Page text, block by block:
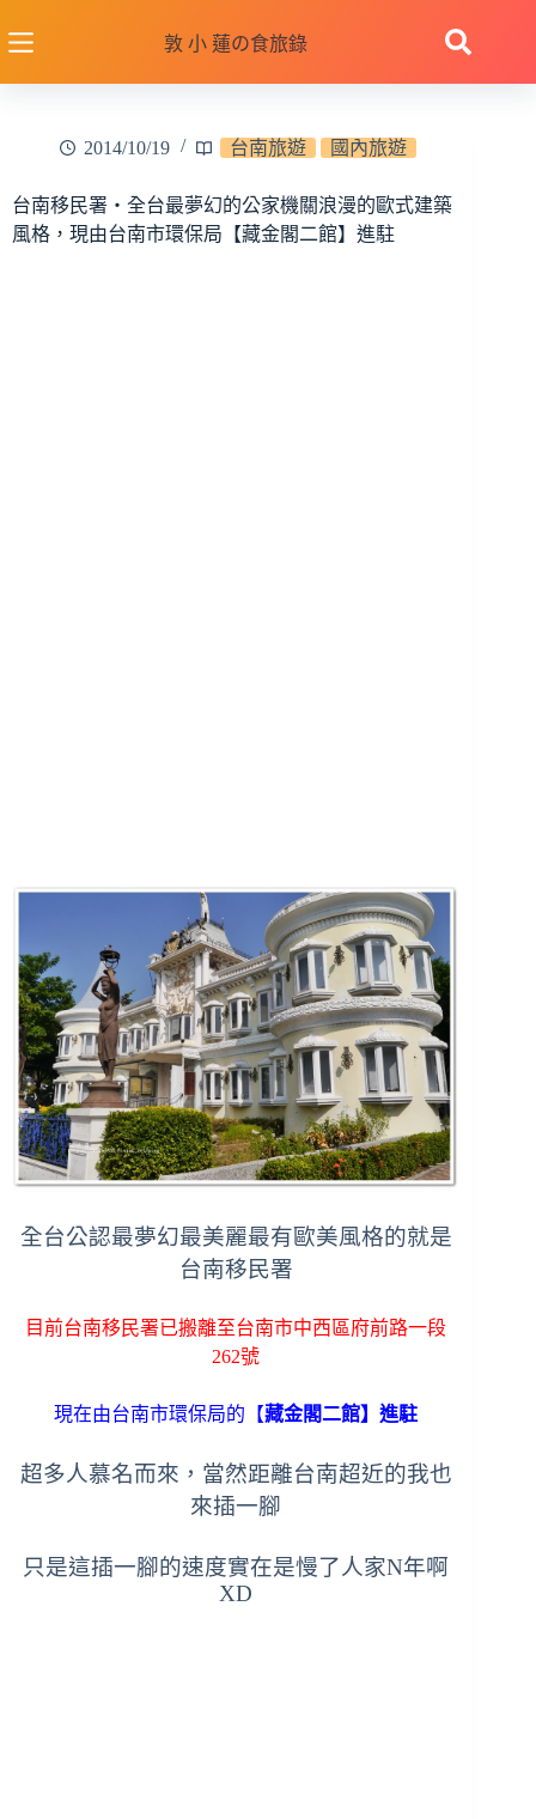
至
敦 小 蓮の食旅錄
2014/10/19 台南旅遊 國內旅遊
台南移民署‧全台最夢幻的公家機關浪漫的歐式建築
風格，現由台南市環保局【藏金閣二館】進駐
全台公認最夢幻最美麗最有歐美風格的就是
台南移民署
目前台南移民署已搬離至台南市中西區府前路一段
262號
現在由台南市環保局的【藏金閣二館】進駐
超多人慕名而來，當然距離台南超近的我也
來插一腳
只是這插一腳的速度實在是慢了人家N年啊
XD